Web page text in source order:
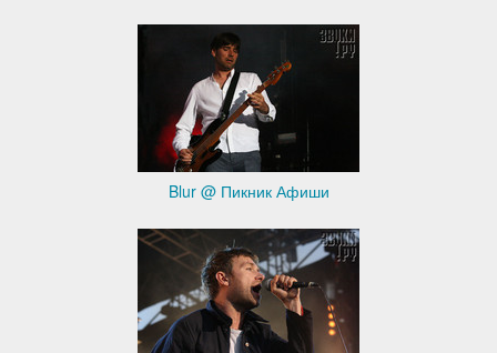
Blur @ Пикник Афиши